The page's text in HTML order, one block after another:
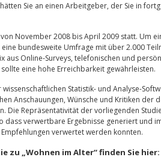
Sie an einen Arbeitgeber, der Sie in
November 2008 bis April 2009 statt. Um
bundesweite Umfrage mit über 2.000
aus Online-Surveys, telefonischen und
eine hohe Erreichbarkeit gewährleisten.
Statistik- und Analyse-
Anschauungen, Wünsche und Kritiken der
Die Repräsentativität der vorliegenden
dass verwertbare Ergebnisse generiert und
verwertet werden konnten.
zu „Wohnen im Alter“ finden Sie hier: